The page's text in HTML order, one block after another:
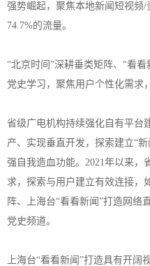
强势崛起，聚焦本地新闻短视频
74.7%的流量。
“北京时间”深耕垂类矩阵、“看
党史学习，聚焦用户个性化需求
省级广电机构持续强化自有平台
产、实现垂直开发，探索建立“
强自我造血功能。2021年以来，
求，探索与用户建立有效连接，
阵、上海台“看看新闻”打造网络
党史频道。
上海台“看看新闻”打造具有开